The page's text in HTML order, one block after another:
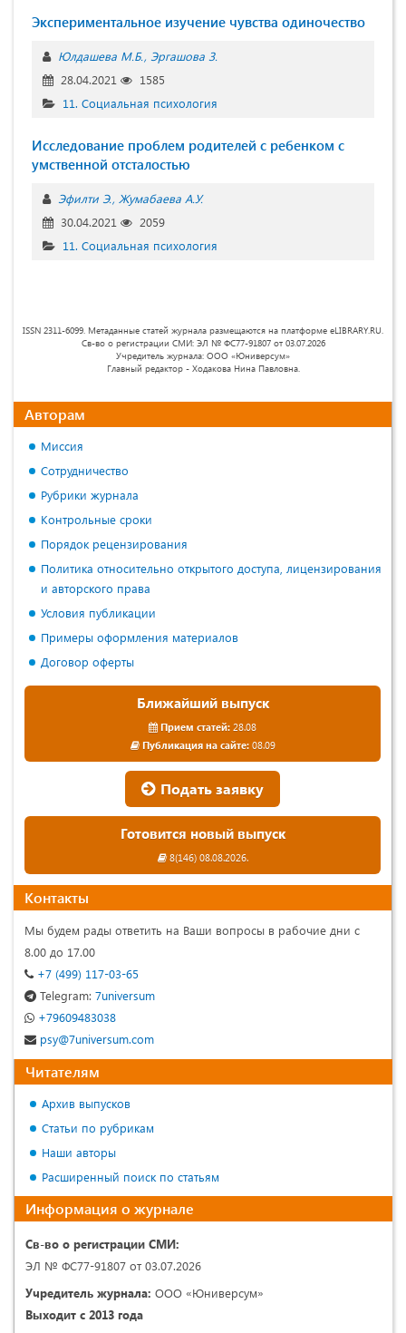
Экспериментальное изучение чувства одиночество
Юлдашева М.Б. Эргашова З.
28.04.2021
1585
11. Социальная психология
Исследование проблем родителей с ребенком с
умственной отсталостью
Эфилти Э. Жумабаева А.У.
30.04.2021
2059
11. Социальная психология
ISSN 2311-6099. Метаданные статей журнала размещаются на платформе eLIBRARY.RU.
Св-во о регистрации СМИ: ЭЛ № ФС77-91807 от 03.07.2026
Учредитель журнала: ООО «Юниверсум»
Главный редактор - Ходакова Нина Павловна.
Авторам
Миссия
Сотрудничество
Рубрики журнала
Контрольные сроки
Порядок рецензирования
Политика относительно открытого доступа, лицензирования
и авторского права
Условия публикации
Примеры оформления материалов
Договор оферты
Ближайший выпуск
Прием статей: 28.08
Публикация на сайте:08.09
Подать заявку
Готовится новый выпуск
8(146) 08.08.2026.
Контакты
Мы будем рады ответить на Ваши вопросы в рабочие дни с
8.00 до 17.00
+7 (499) 117-03-65
Telegram: 7universum
+79609483038
psy@7universum.com
Читателям
Архив выпусков
Статьи по рубрикам
Наши авторы
Расширенный поиск по статьям
Информация о журнале
Св-во о регистрации СМИ:
ЭЛ № ФС77-91807 от 03.07.2026
Учредитель журнала: ООО «Юниверсум»
Выходит с 2013 года